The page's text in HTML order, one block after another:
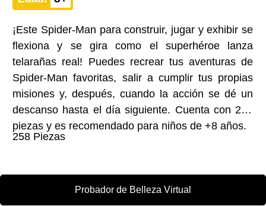
¡Este Spider-Man para construir, jugar y exhibir se
flexiona y se gira como el superhéroe lanza
telarañas real! Puedes recrear tus aventuras de
Spider-Man favoritas, salir a cumplir tus propias
misiones y, después, cuando la acción se dé un
descanso hasta el día siguiente. Cuenta con 258
piezas y es recomendado para niños de +8 años.
258 Piezas
Probador de Belleza Virtual